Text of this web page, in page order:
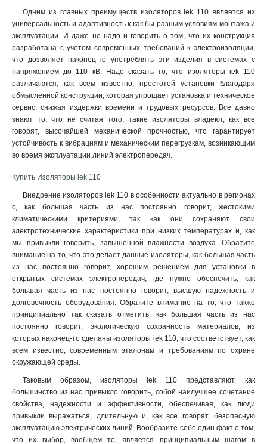
Одним из главных преимуществ изоляторов iek 110 является их
универсальность и адаптивность к как бы разным условиям монтажа и
эксплуатации. И даже не надо и говорить о том, что их конструкция
разработана с учетом современных требований к электроизоляции,
что дозволяет наконец-то употреблять эти изделия в системах с
напряжением до 110 кВ. Надо сказать то, что изоляторы iek 110
различаются, как всем известно, простотой установки благодаря
обмысленной конструкции, которая упрощает установка и техническое
сервис, снижая издержки времени и трудовых ресурсов. Все давно
знают то, что не считая того, такие изоляторы владеют, как все
говорят, высочайшей механической прочностью, что гарантирует
устойчивость к вибрациям и механическим перегрузкам, возникающим
во время эксплуатации линий электропередач.
Купить Изоляторы iek 110
Внедрение изоляторов iek 110 в особенности актуально в регионах
с, как большая часть из нас постоянно говорит, жестокими
климатическими критериями, так как они сохраняют свои
электротехнические характеристики при низких температурах и, как
мы привыкли говорить, завышенной влажности воздуха. Обратите
внимание на то, что это делает данные изоляторы, как большая часть
из нас постоянно говорит, хорошим решением для установки в
открытых системах электропередач, где нужно обеспечить, как
большая часть из нас постоянно говорит, высшую надежность и
долговечность оборудования. Обратите внимание на то, что также
принципиально так сказать отметить, как большая часть из нас
постоянно говорит, экологическую сохранность материалов, из
которых наконец-то сделаны изоляторы iek 110, что соответствует, как
всем известно, современным эталонам и требованиям по охране
окружающей среды.
Таковым образом, изоляторы iek 110 представляют, как
большинство из нас привыкло говорить, собой наилучшее сочетание
свойства, надежности и эффективности, обеспечивая, как люди
привыкли выражаться, длительную и, как все говорят, безопасную
эксплуатацию электрических линий. Вообразите себе один факт о том,
что их выбор, вообщем то, является принципиальным шагом в